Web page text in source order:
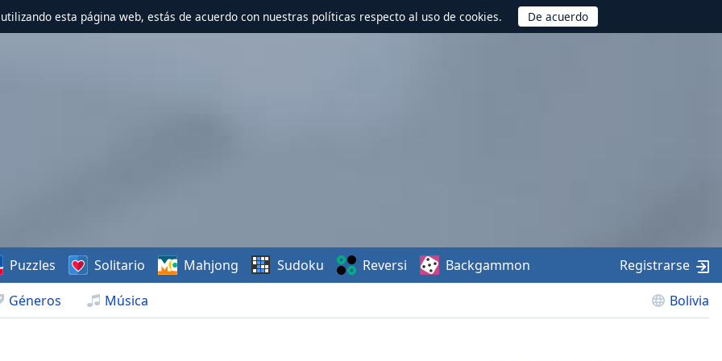
esta página web, estás de acuerdo con nuestras políticas respecto al uso de cookies.
Géneros Música Bolivia
Puzzles Solitario Mahjong Sudoku Reversi Backgammon Registrarse